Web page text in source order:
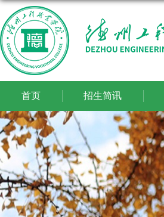
首页 招生简讯